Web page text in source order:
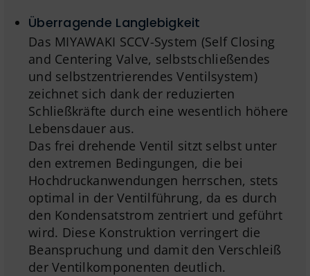
Überragende Langlebigkeit
Das MIYAWAKI SCCV-System (Self Closing
and Centering Valve, selbstschließendes
und selbstzentrierendes Ventilsystem)
zeichnet sich dank der reduzierten
Schließkräfte durch eine wesentlich höhere
Lebensdauer aus.
Das frei drehende Ventil sitzt selbst unter
den extremen Bedingungen, die bei
Hochdruckanwendungen herrschen, stets
optimal in der Ventilführung, da es durch
den Kondensatstrom zentriert und geführt
wird. Diese Konstruktion verringert die
Beanspruchung und damit den Verschleiß
der Ventilkomponenten deutlich.